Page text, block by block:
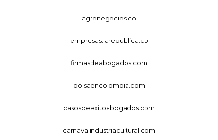
agronegocios.co
empresas.larepublica.co
firmasdeabogados.com
bolsaencolombia.com
casosdeexitoabogados.com
carnavalindustriacultural.com